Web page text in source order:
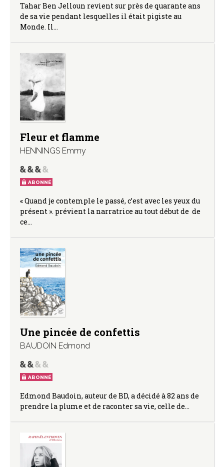
Tahar Ben Jelloun revient sur près de quarante ans
de sa vie pendant lesquelles il était pigiste au
Monde. Il…
Fleur et flamme
HENNINGS Emmy
ABONNÉ
« Quand je contemple le passé, c’est avec les yeux du
présent ». prévient la narratrice au tout début de de
ce…
Une pincée de confettis
BAUDOIN Edmond
ABONNÉ
Edmond Baudoin, auteur de BD, a décidé à 82 ans de
prendre la plume et de raconter sa vie, celle de…